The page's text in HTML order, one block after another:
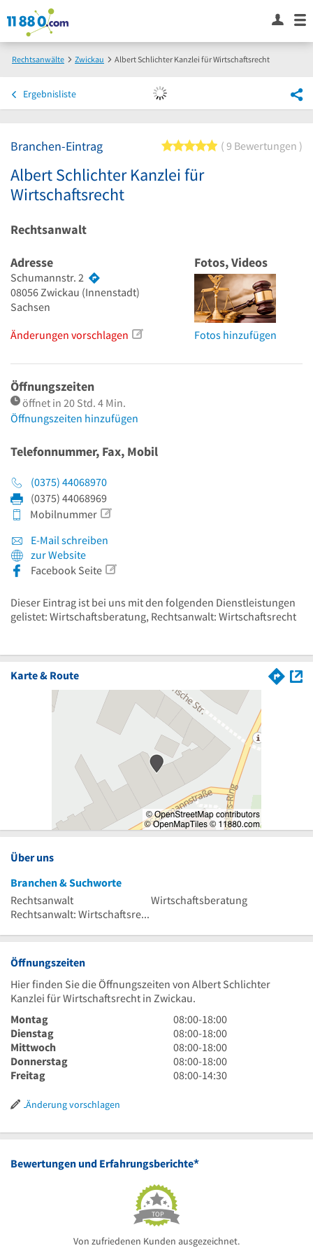
Rechtsanwälte Zwickau Albert Schlichter Kanzlei für Wirtschaftsrecht
Ergebnisliste
Branchen-Eintrag 5 von 5 Sternen
9 Bewertungen
Albert Schlichter Kanzlei für
Wirtschaftsrecht
Rechtsanwalt
Adresse
Schumannstr. 2
08056Zwickau (Innenstadt)
Sachsen
Änderungen vorschlagen
Fotos, Videos
Fotos hinzufügen
Öffnungszeiten
öffnet in 20 Std. 4 Min.
Öffnungszeiten hinzufügen
Telefonnummer, Fax, Mobil
(0375) 44068970
(0375) 44068969
Mobilnummer
E-Mail schreiben
zur Website
Facebook Seite
Dieser Eintrag ist bei uns mit den folgenden Dienstleistungen
gelistet: Wirtschaftsberatung, Rechtsanwalt: Wirtschaftsrecht
Karte & Route
Über uns
Branchen & Suchworte
Rechtsanwalt
Wirtschaftsberatung
Rechtsanwalt: Wirtschaftsrecht
Öffnungszeiten
Hier finden Sie die Öffnungszeiten von Albert Schlichter
Kanzlei für Wirtschaftsrecht in Zwickau.
Montag
8
Uhr
bis
18
Uhr
08:00-18:00
Dienstag
8
Uhr
bis
18
08:00-18:00
Mittwoch
8
Uhr
bis
08:00-18:00
Donnerstag
8
Uhr
08:00-18:00
Freitag
8
Uhr
08:00-14:30
Änderung vorschlagen
Bewertungen und Erfahrungsberichte*
TOP
Von zufriedenen Kunden ausgezeichnet.